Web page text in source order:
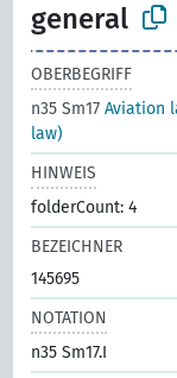
general
OBERBEGRIFF
n35 Sm17Aviation
law)
HINWEIS
folderCount: 4
BEZEICHNER
145695
NOTATION
n35 Sm17.I